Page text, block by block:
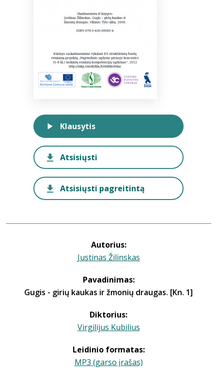
Autorius:
Justinas Žilinskas
Pavadinimas:
Gugis - girių kaukas ir žmonių draugas. [Kn. 1]
Diktorius:
Virgilijus Kubilius
Leidinio formatas:
MP3 (garso įrašas)
Klausytis
Atsisiųsti
Atsisiųsti pagreitintą